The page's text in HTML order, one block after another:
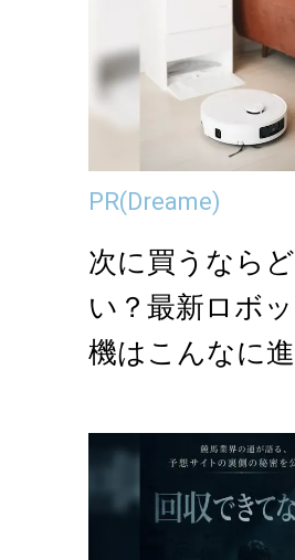
PR(Dreame)
次に買うなら
い？最新ロボ
機はこんなに